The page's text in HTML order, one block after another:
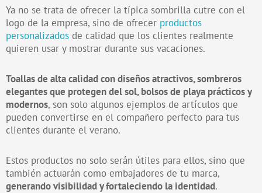
Ya no se trata de ofrecer la típica sombrilla cutre con el
logo de la empresa, sino de ofrecer productos
personalizados de calidad que los clientes realmente
quieren usar y mostrar durante sus vacaciones.
Toallas de alta calidad con diseños atractivos, sombreros
elegantes que protegen del sol, bolsos de playa prácticos y
modernos, son solo algunos ejemplos de artículos que
pueden convertirse en el compañero perfecto para tus
clientes durante el verano.
Estos productos no solo serán útiles para ellos, sino que
también actuarán como embajadores de tu marca,
generando visibilidad y fortaleciendo la identidad.